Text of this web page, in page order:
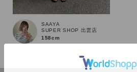
SAAYA
SUPER SHOP 出雲店
158cm